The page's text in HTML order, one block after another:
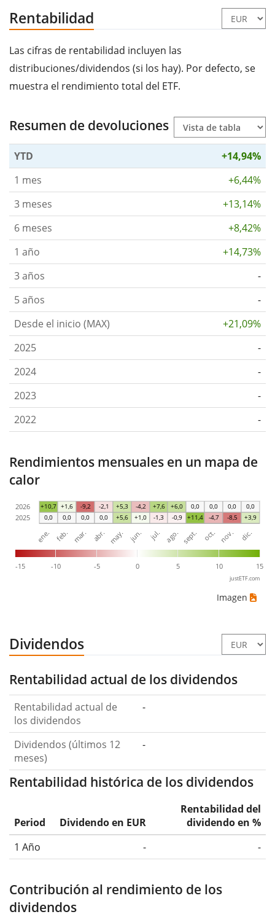
Rentabilidad
Las cifras de rentabilidad incluyen las
distribuciones/dividendos (si los hay). Por defecto, se
muestra el rendimiento total del ETF.
Resumen de devoluciones
YTD
+14,94%
1 mes
+6,44%
3 meses
+13,14%
6 meses
+8,42%
1 año
+14,73%
3 años
-
5 años
-
Desde el inicio (MAX)
+21,09%
2025
-
2024
-
2023
-
2022
-
Rendimientos mensuales en un mapa de
calor
0,0 0,0 0,0 0,0 +5,6 +1,0 -1,3 -0,9 +11,4 -4,7 -8,5 +3,9
+10,7 +1,6 -9,2 -2,1 +5,3 -4,2 +7,6 +6,0 0,0 0,0 0,0 0,0
-15 -10 -5 0 5 10 15
ene. feb. mar. abr. may. jun. jul. ago. sept. oct. nov. dic.
2025
2026
justETF.com
Imagen
Dividendos
Rentabilidad actual de los dividendos
Rentabilidad actual de
los dividendos
-
Dividendos (últimos 12
meses)
-
Rentabilidad histórica de los dividendos
Period Dividendo en EUR
Rentabilidad del
dividendo en %
1 Año
- -
Contribución al rendimiento de los
dividendos